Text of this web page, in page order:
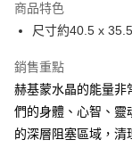
Apple Pay
街口支付
悠遊付
ATM付款
商品特色
尺寸約40.5 x
銷售重點
赫基蒙水晶的能量非
們的身體、心智、靈
的深層阻塞區域，